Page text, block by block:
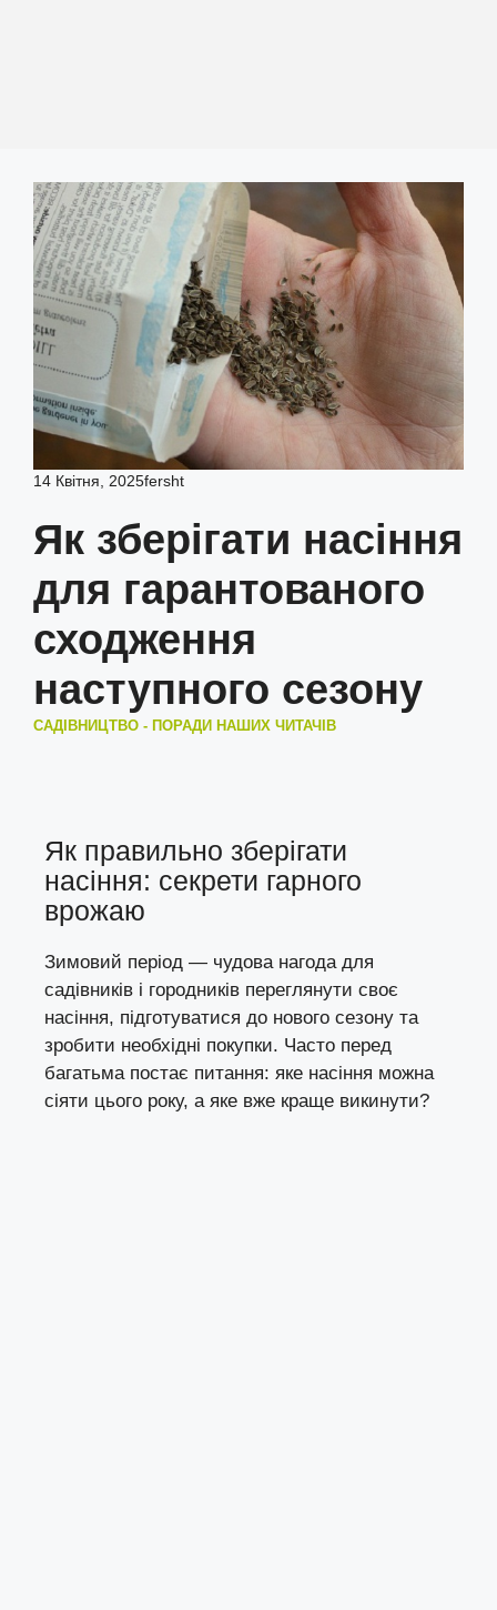
14 Квітня, 2025fersht
Як зберігати насіння
для гарантованого
сходження
наступного сезону
САДІВНИЦТВО - ПОРАДИ НАШИХ ЧИТАЧІВ
Як правильно зберігати
насіння: секрети гарного
врожаю
Зимовий період — чудова нагода для
садівників і городників переглянути своє
насіння, підготуватися до нового сезону та
зробити необхідні покупки. Часто перед
багатьма постає питання: яке насіння можна
сіяти цього року, а яке вже краще викинути?